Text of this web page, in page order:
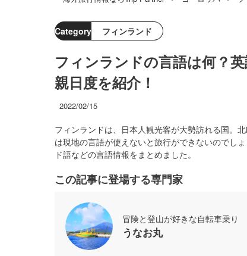
Category フィンランド
フィンランドの言語は何？
親日度を紹介！
2022/02/15
フィンランドは、日本人観光客が大勢訪れる国。
は現地の言語が使えないと旅行ができないのでし
ド語などの言語情報をまとめました。
この記事に登場する専門家
冒険と登山が好きな自転車乗り
うなお丸